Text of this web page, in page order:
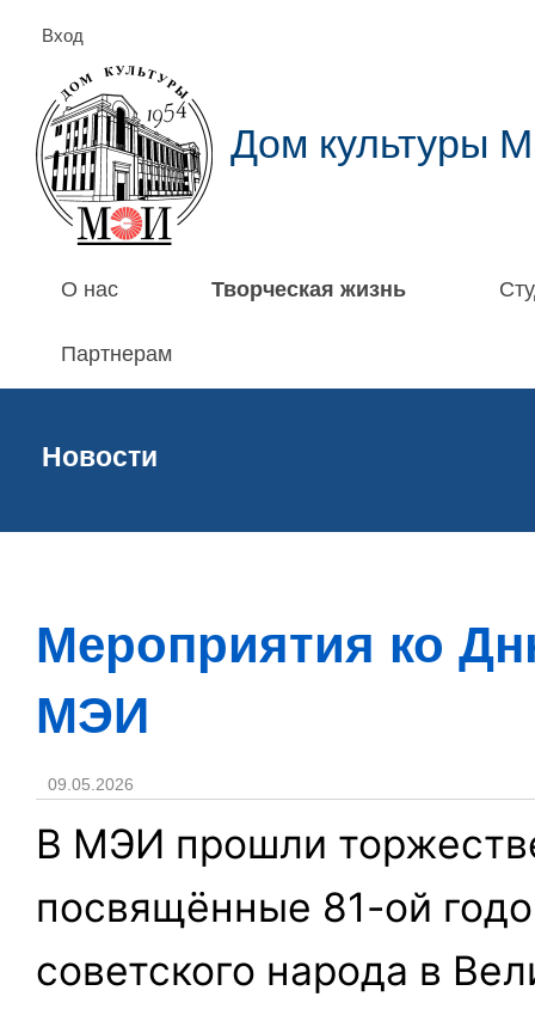
Вход
Дом культуры
О нас Творческая жизнь
Партнерам
Новости
Мероприятия ко
МЭИ
09.05.2026
В МЭИ прошли
посвящённые 81-ой
советского народа в